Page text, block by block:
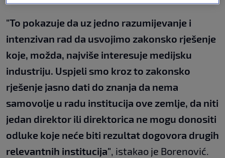
"To pokazuje da uz jedno razumijevanje i
intenzivan rad da usvojimo zakonsko rješenje
koje, možda, najviše interesuje medijsku
industriju. Uspjeli smo kroz to zakonsko
rješenje jasno dati do znanja da nema
samovolje u radu institucija ove zemlje, da niti
jedan direktor ili direktorica ne mogu donositi
odluke koje neće biti rezultat dogovora drugih
relevantnih institucija", istakao je Borenović.